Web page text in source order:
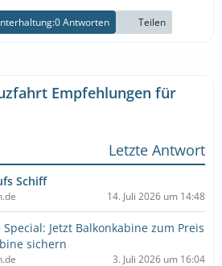
0 Antworten Teilen
Empfehlungen für
Letzte Antwort
Schiff
14. Juli 2026 um 14:48
Special: Jetzt Balkonkabine zum Preis
sichern
3. Juli 2026 um 16:04